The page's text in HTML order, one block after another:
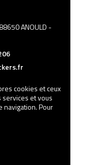
ANOULD -
cookies et ceux
et vous
navigation. Pour